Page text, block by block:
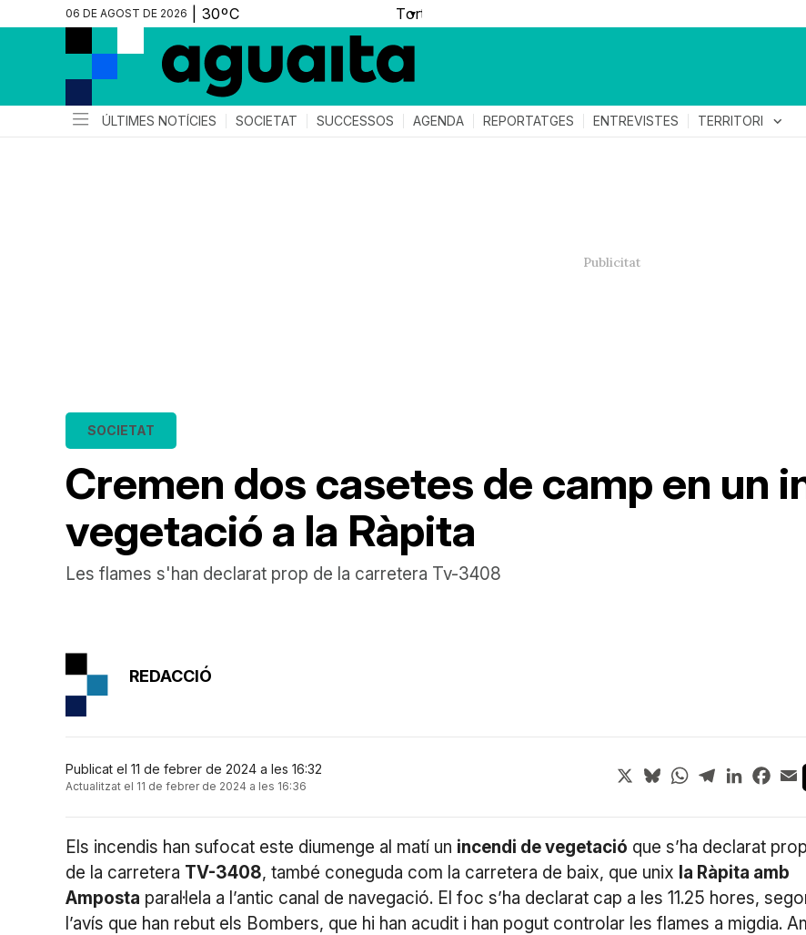
06 DE AGOST DE 2026 ▼
ÚLTIMES NOTÍCIES SOCIETAT SUCCESSOS AGENDA REPORTATGES ENTREVISTES TERRITORI expand_more
Cremen dos casetes de camp en un
vegetació a la Ràpita
SOCIETAT
Les flames s'han declarat prop de la carretera Tv-3408
REDACCIÓ
Publicat el 11 de febrer de 2024 a les 16:32
Actualitzat el 11 de febrer de 2024 a les 16:36
X BlueskyWhatsApp
TelegramLinkedIn
Els incendis han sufocat este diumenge al matí un incendi de vegetació que s’ha declarat prop
de la carretera TV-3408, també coneguda com la carretera de baix, que unix la Ràpita amb
Amposta paral·lela a l’antic canal de navegació. El foc s’ha declarat cap a les 11.25 hores,
l’avís que han rebut els Bombers, que hi han acudit i han pogut controlar les flames a migdia.